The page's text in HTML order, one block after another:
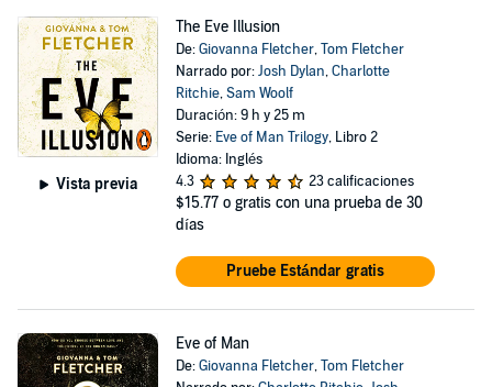
Vista previa
The Eve Illusion
De:Giovanna Fletcher,Tom Fletcher
Narrado por:Josh Dylan,Charlotte
Ritchie,Sam Woolf
Duración: 9 h y 25 m
Serie: Eve of Man Trilogy, Libro 2
Idioma: Inglés
4.3
23 calificaciones
$15.77 o gratis con una prueba de 30
días
Pruebe Estándar gratis
Eve of Man
De:Giovanna Fletcher,Tom Fletcher